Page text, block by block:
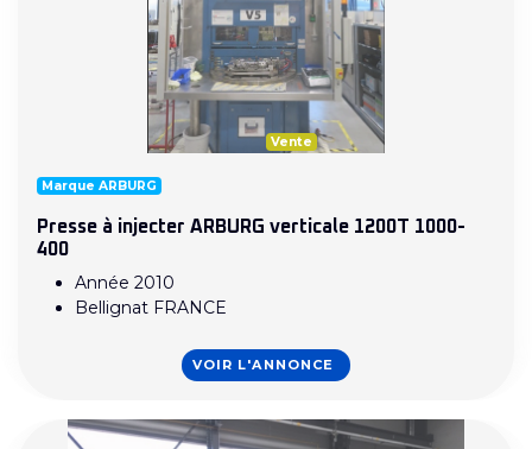
Vente
Marque ARBURG
Presse à injecter ARBURG verticale 1200T 1000-
400
Année 2010
Bellignat FRANCE
VOIR L'ANNONCE